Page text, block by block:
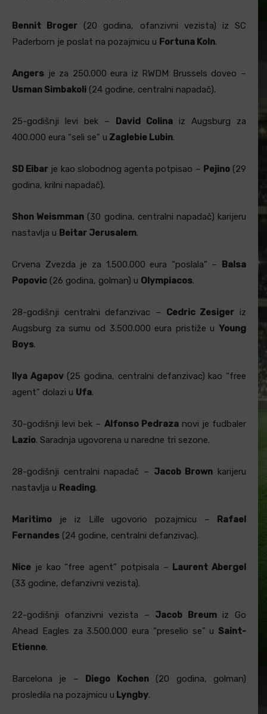
Bennit Broger (20 godina, ofanzivni vezista) iz SC
Paderborn je poslat na pozajmicu u Fortuna Koln.
Angers je za 250.000 eura iz RWDM Brussels doveo –
Usman Simbakoli (24 godine, centralni napadač).
25-godišnji levi bek – David Colinaiz Augsburg za
400.000 eura “seli se” u Zaglebie Lubin.
SD Eibar je kao slobodnog agenta potpisao – Pejino(29
godina, krilni napadač).
Shon Weismman (30 godina, centralni napadač) karijeru
nastavlja u Beitar Jerusalem.
Crvena Zvezda je za 1.500.000 eura “poslala” – Balsa
Popovic (26 godina, golman) u Olympiacos.
28-godišnji centralni defanzivac – Cedric Zesiger iz
Augsburg za sumu od 3.500.000 eura pristiže u Young
Boys.
Ilya Agapov(25 godina, centralni defanzivac) kao “free
agent” dolazi u Ufa.
30-godišnji levi bek – Alfonso Pedrazanovi je fudbaler
Lazio. Saradnja ugovorena u naredne tri sezone.
28-godišnji centralni napadač – Jacob Brown karijeru
nastavlja u Reading.
Maritimo je iz Lille ugovorio pozajmicu – Rafael
Fernandes (24 godine, centralni defanzivac).
Nice je kao “free agent” potpisala – Laurent Abergel
(33 godine, defanzivni vezista).
22-godišnji ofanzivni vezista – Jacob Breumiz Go
Ahead Eagles za 3.500.000 eura “preselio se” u Saint-
Etienne.
Barcelona je – Diego Kochen(20 godina, golman)
prosledila na pozajmicu u Lyngby.